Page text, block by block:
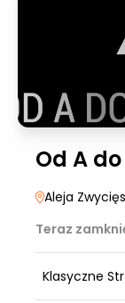
Od A
Aleja
Teraz
Klasyczne